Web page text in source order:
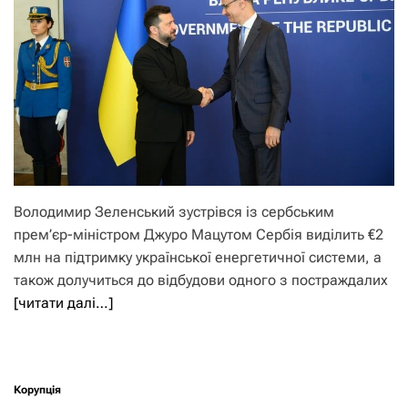
Володимир Зеленський зустрівся із сербським
прем’єр-міністром Джуро Мацутом Сербія виділить €2
млн на підтримку української енергетичної системи, а
також долучиться до відбудови одного з постраждалих
[читати далі…]
Корупція